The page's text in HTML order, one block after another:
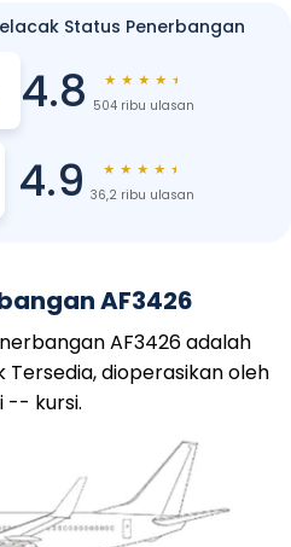
Status Penerbangan
4.8 ★ ★ ★ ★ ★
504 ribu ulasan
4.9 ★ ★ ★ ★ ★
36,2 ribu ulasan
AF3426
AF3426 adalah
Tersedia, dioperasikan oleh
-- kursi.